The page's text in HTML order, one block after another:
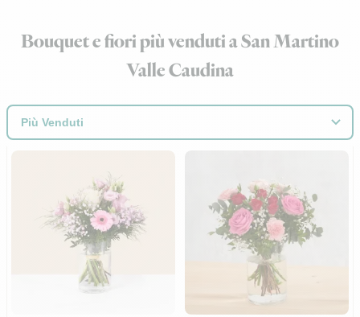
Bouquet e fiori più venduti a San Martino
Valle Caudina